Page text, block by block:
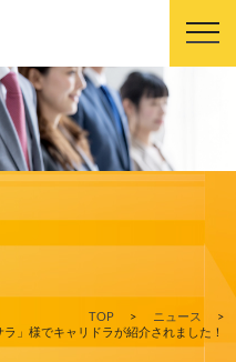
TOP > ニュース
>
」様でキャリドラが紹介されました！